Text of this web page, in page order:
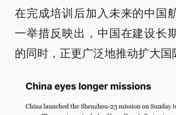
在完成培训后加入未来的中国
一举措反映出，中国在建设长
的同时，正更广泛地推动扩大国